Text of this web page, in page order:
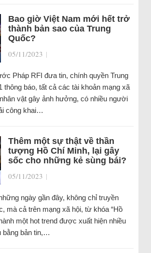
Bao giờ Việt Nam mới hết trở
thành bản sao của Trung
Quốc?
05/11/2023 |
Pháp RFI đưa tin, chính quyền Trung
thông báo, tất cả các tài khoản mạng xã
vật gây ảnh hưởng, có nhiều người
công khai…
Thêm một sự thật về thần
tượng Hồ Chí Minh, lại gây
sốc cho những kẻ sùng bái?
05/11/2023 |
ngày gần đây, không chỉ truyền
mà cả trên mạng xã hội, từ khóa “Hồ
một hot trend được xuất hiện nhiều
bằng bản tin,…